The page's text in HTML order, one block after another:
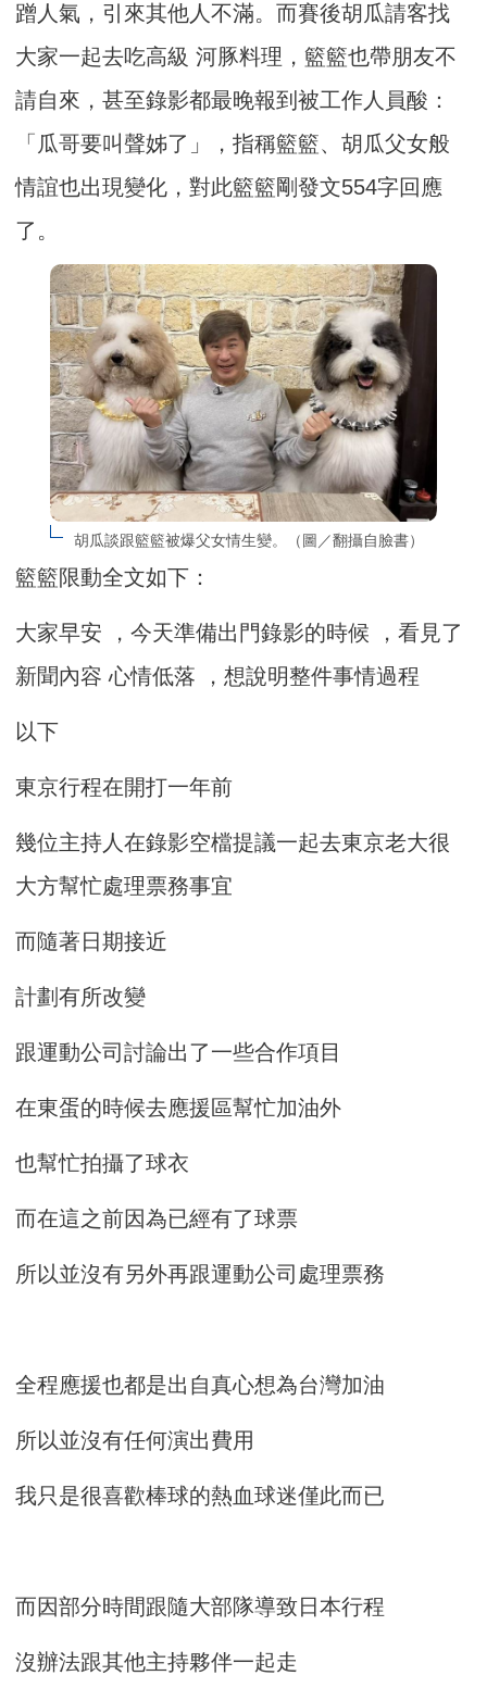
蹭人氣，引來其他人不滿。而賽後胡瓜請客找
大家一起去吃高級 河豚料理，籃籃也帶朋友不
請自來，甚至錄影都最晚報到被工作人員酸：
「瓜哥要叫聲姊了」，指稱籃籃、胡瓜父女般
情誼也出現變化，對此籃籃剛發文554字回應
了。
胡瓜談跟籃籃被爆父女情生變。（圖／翻攝自臉書）
籃籃限動全文如下：
大家早安 ，今天準備出門錄影的時候 ，看見了
新聞內容 心情低落 ，想說明整件事情過程
以下
東京行程在開打一年前
幾位主持人在錄影空檔提議一起去東京老大很
大方幫忙處理票務事宜
而隨著日期接近
計劃有所改變
跟運動公司討論出了一些合作項目
在東蛋的時候去應援區幫忙加油外
也幫忙拍攝了球衣
而在這之前因為已經有了球票
所以並沒有另外再跟運動公司處理票務
全程應援也都是出自真心想為台灣加油
所以並沒有任何演出費用
我只是很喜歡棒球的熱血球迷僅此而已
而因部分時間跟隨大部隊導致日本行程
沒辦法跟其他主持夥伴一起走